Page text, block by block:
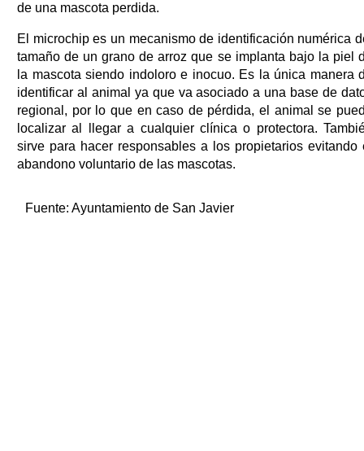
de una mascota perdida.
El microchip es un mecanismo de identificación numérica
tamaño de un grano de arroz que se implanta bajo la piel
la mascota siendo indoloro e inocuo. Es la única manera
identificar al animal ya que va asociado a una base de
regional, por lo que en caso de pérdida, el animal se
localizar al llegar a cualquier clínica o protectora.
sirve para hacer responsables a los propietarios evitando
abandono voluntario de las mascotas.
Fuente: Ayuntamiento de San Javier